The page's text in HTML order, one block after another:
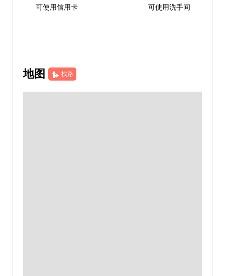
可使用信用卡 可使用洗手间
地图 找路